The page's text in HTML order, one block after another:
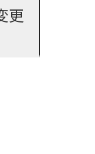
更